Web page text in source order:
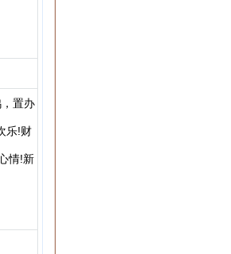
置办
乐!财
情!新